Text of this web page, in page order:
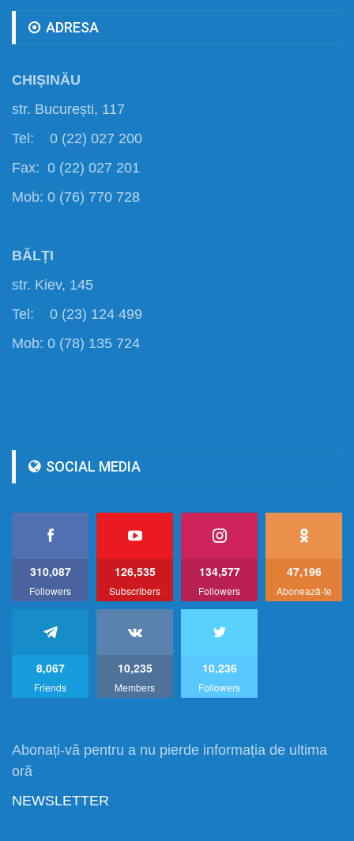
ADRESA
CHIȘINĂU
str. București, 117
Tel: 0 (22) 027 200
Fax: 0 (22) 027 201
Mob: 0 (76) 770 728
BĂLȚI
str. Kiev, 145
Tel: 0 (23) 124 499
Mob: 0 (78) 135 724
SOCIAL MEDIA
310,087
Followers
126,535
Subscribers
134,577
Followers
47,196
Abonează-te
8,067
Friends
10,235
Members
10,236
Followers
Abonați-vă pentru a nu pierde informația de ultima
oră
NEWSLETTER